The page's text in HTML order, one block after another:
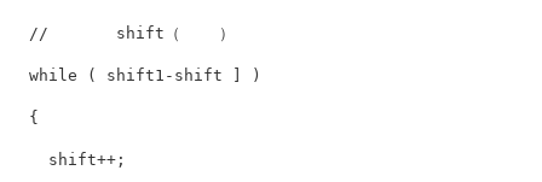
// shift （    ）
while ( shift1- shift ] )
  {
shift++;